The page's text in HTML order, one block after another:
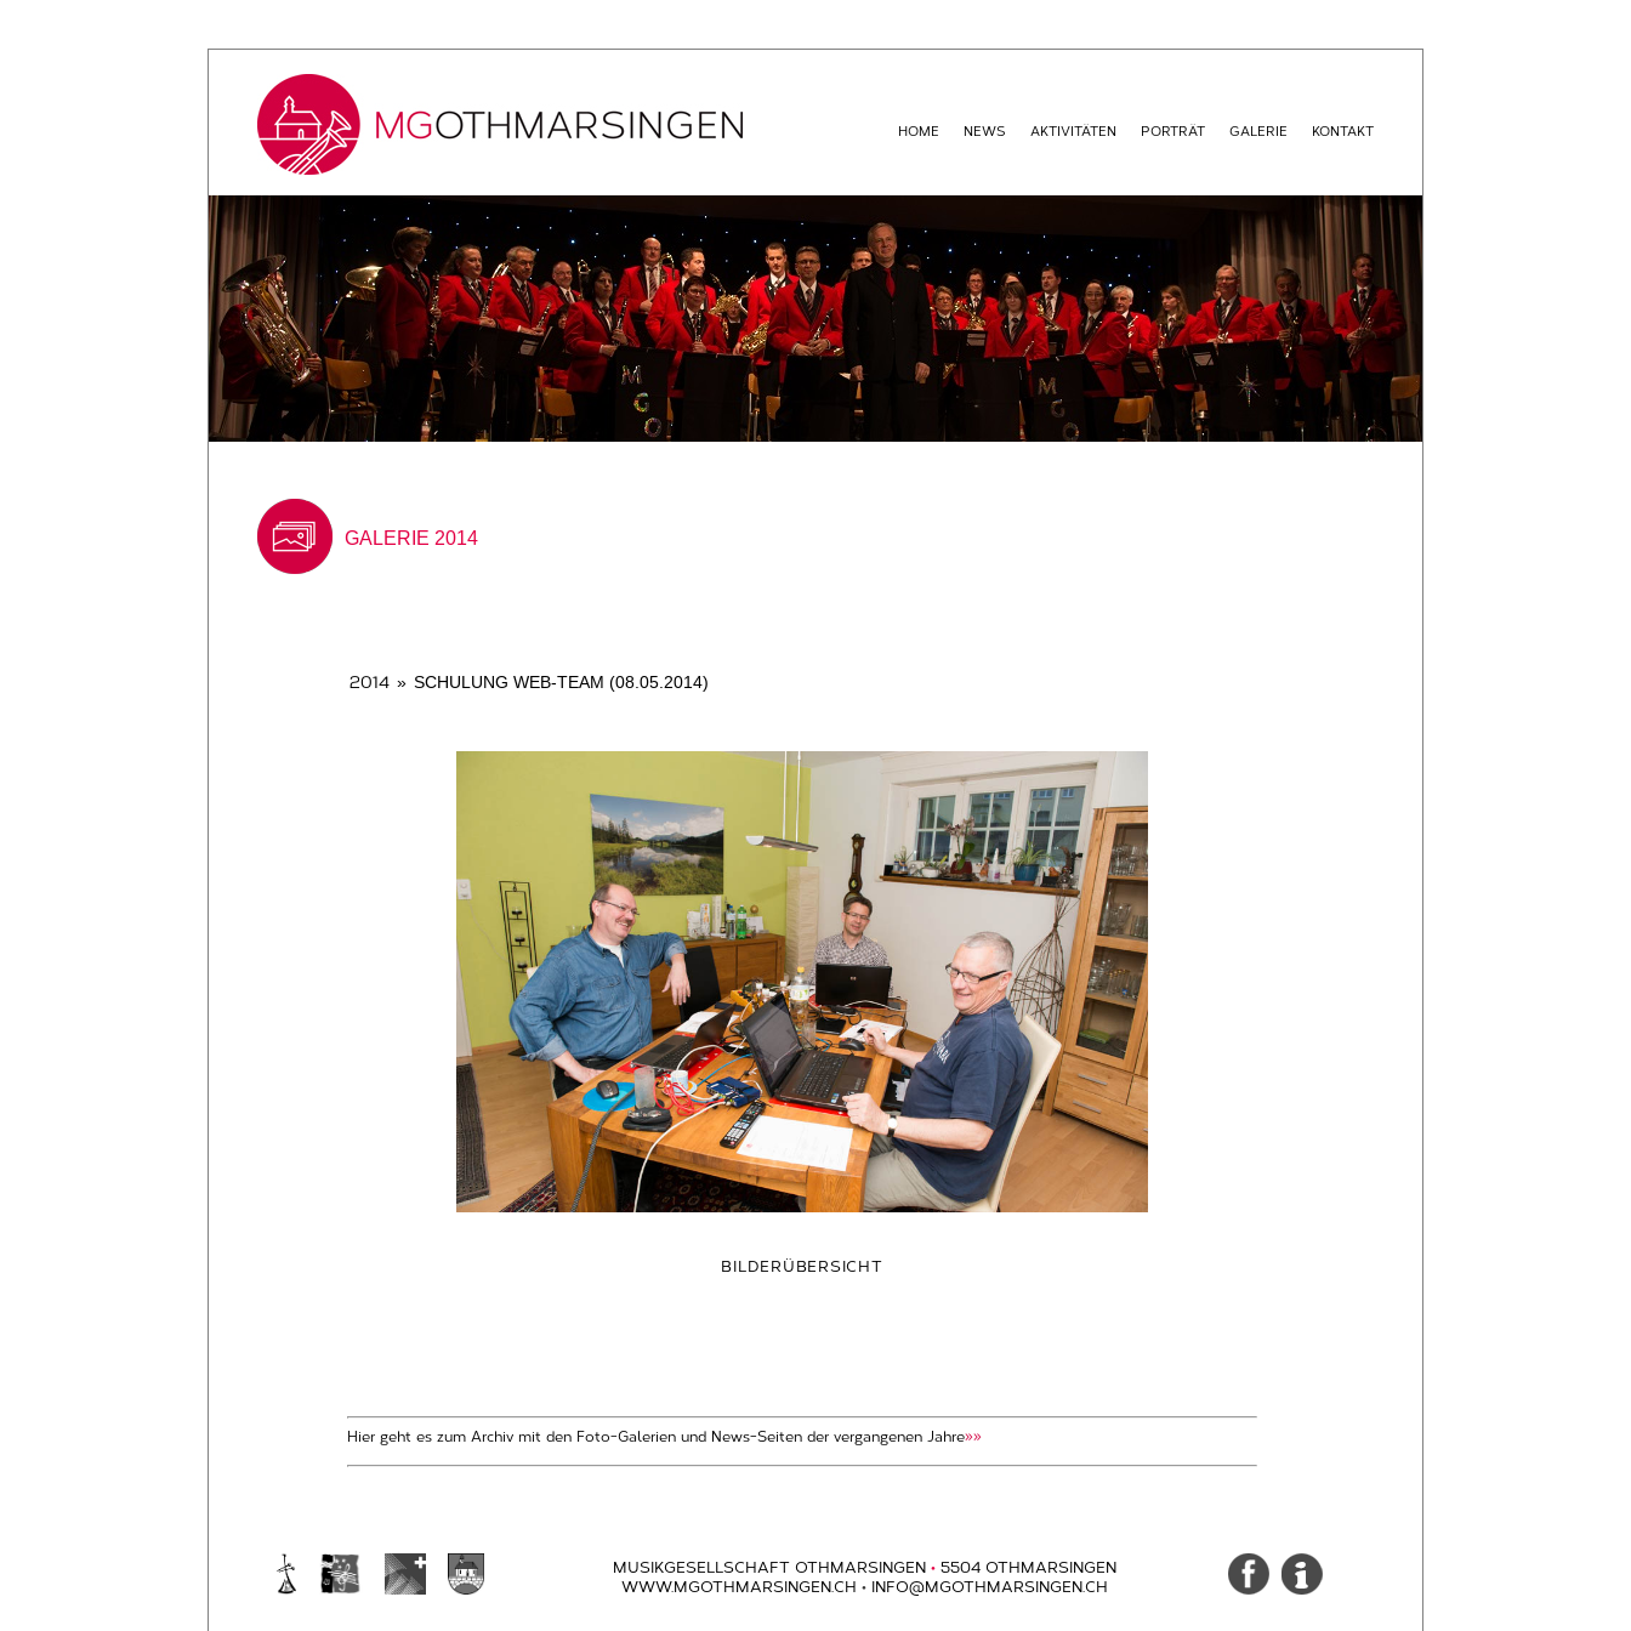
HOME NEWS AKTIVITÄTEN PORTRÄT GALERIE KONTAKT
GALERIE 2014
2014 » SCHULUNG WEB-TEAM (08.05.2014)
BILDERÜBERSICHT
Hier geht es zum Archiv mit den Foto-Galerien und News-Seiten der vergangenen Jahre»»
MUSIKGESELLSCHAFT OTHMARSINGEN • 5504 OTHMARSINGEN
WWW.MGOTHMARSINGEN.CH • INFO@MGOTHMARSINGEN.CH